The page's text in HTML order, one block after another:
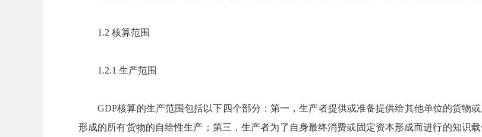
1.2 核算范围
1.2.1 生产范围
GDP核算的生产范围包括以下四个部分：第一，生产者提供或准备提供给其他单位的货物
形成的所有货物的自给性生产；第三，生产者为了自身最终消费或固定资本形成而进行的知识